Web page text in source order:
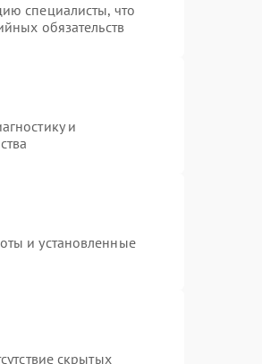
специалисты, что
обязательств
и
и установленные
скрытых